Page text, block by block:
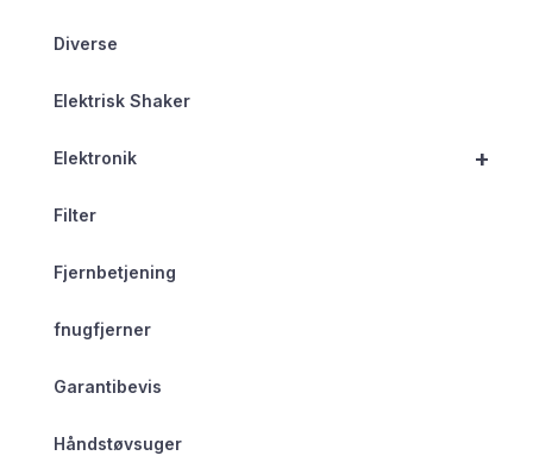
Diverse
Elektrisk Shaker
+
Elektronik
Filter
Fjernbetjening
fnugfjerner
Garantibevis
Håndstøvsuger